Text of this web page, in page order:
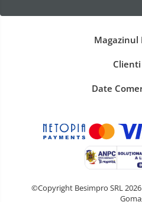
Magazinul
Clienti
Date
©Copyright Besimpro SRL 2026